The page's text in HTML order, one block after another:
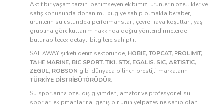
Aktif bir yaşam tarzını benimseyen ekibimiz, ürünlerin özellikler ve
satış konusunda donanımlı bilgiye sahip olmakla beraber,
ürünlerin su üstündeki performansları, çevre-hava koşulları, yaş
grubuna göre kullanım hakkında doğru yönlendirmelerde
bulunabilecek detaylı bilgilere sahiptir.
SAILAWAY şirketi deniz sektöründe, HOBIE, TOPCAT, PROLIMIT,
TAHE MARINE, BIC SPORT, TIKI, STX, EGALIS, SIC, ARTISTIC,
ZEGUL, ROBSON gibi dünyaca bilinen prestijli markaların
TÜRKİYE DİSTRİBÜTÖRÜDÜR.
Su sporlarına özel dış giyimden, amatör ve profesyonel su
sporları ekipmanlarına, geniş bir ürün yelpazesine sahip olan